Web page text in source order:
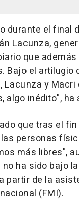
durante el final
Lacunza,
que
Bajo el artilugio
Lacunza y
algo inédito", ha
que tras el
personas
más libres",
ha sido bajo
partir de la
(FMI).